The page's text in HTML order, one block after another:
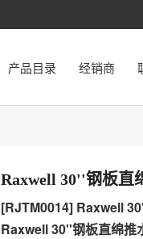
产品目录 经销商
Raxwell 30''钢板直
[RJTM0014] Raxwell
Raxwell 30''钢板直绵推